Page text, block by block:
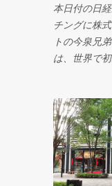
ターの目指
率化です。
って違和感
となのかも
頃と推測さ
け断続的に
的には藤原
200余度の
要な作品で
なものらし
と和歌。 ア
はよく出て
平清盛 」で
化してきま
ゆがみも、
るようにな
サングラス
抱えている
がってくる
くなるばか
年の2月に
とによって
本日付の日
チングに株
トの今泉兄
は、世界で
ネスにした
彼らとの出
らが創業し
な気がしま
れ、何度か